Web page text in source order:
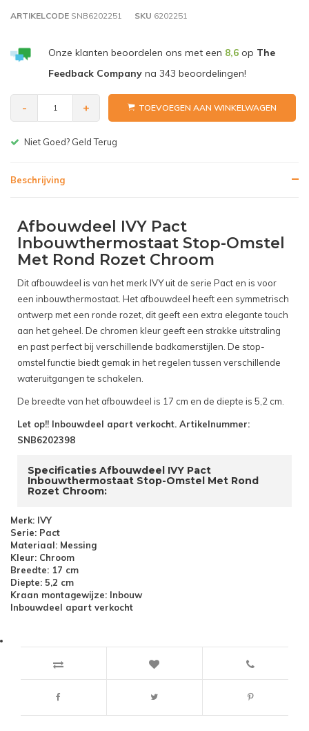
ARTIKELCODE SNB6202251 SKU 6202251
Onze klanten beoordelen ons met een 8,6op The
Feedback Companyna 343 beoordelingen!
- + TOEVOEGEN AAN WINKELWAGEN
Niet Goed? Geld Terug
Beschrijving
Afbouwdeel IVY Pact
Inbouwthermostaat Stop-Omstel
Met Rond Rozet Chroom
Dit afbouwdeel is van het merk IVY uit de serie Pact en is voor
een inbouwthermostaat. Het afbouwdeel heeft een symmetrisch
ontwerp met een ronde rozet, dit geeft een extra elegante touch
aan het geheel. De chromen kleur geeft een strakke uitstraling
en past perfect bij verschillende badkamerstijlen. De stop-
omstel functie biedt gemak in het regelen tussen verschillende
wateruitgangen te schakelen.
De breedte van het afbouwdeel is 17 cm en de diepte is 5,2 cm.
Let op!! Inbouwdeel apart verkocht. Artikelnummer:
SNB6202398
Specificaties Afbouwdeel IVY Pact
Inbouwthermostaat Stop-Omstel Met Rond
Rozet Chroom:
Merk: IVY
Serie: Pact
Materiaal: Messing
Kleur: Chroom
Breedte: 17 cm
Diepte: 5,2 cm
Kraan montagewijze: Inbouw
Inbouwdeel apart verkocht